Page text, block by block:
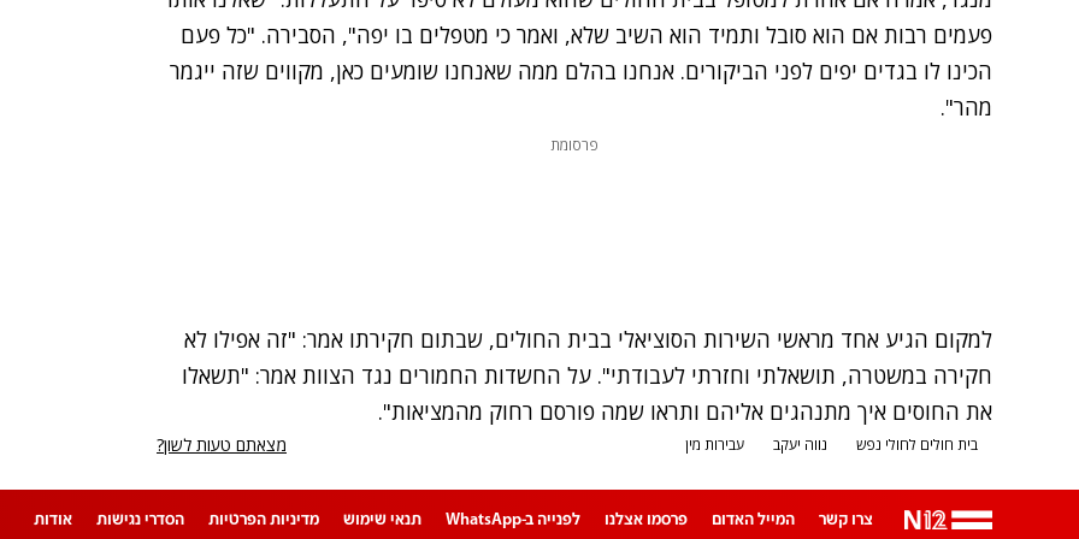
פעמים רבות אם הוא סובל ותמיד הוא השיב שלא, ואמר כי מטפלים בו יפה", הסבירה. "כל פעם
הכינו לו בגדים יפים לפני הביקורים. אנחנו בהלם ממה שאנחנו שומעים כאן, מקווים שזה ייגמר
מהר".
פרסומת
למקום הגיע אחד מראשי השירות הסוציאלי בבית החולים, שבתום חקירתו אמר: "זה אפילו לא
חקירה במשטרה, תושאלתי וחזרתי לעבודתי". על החשדות החמורים נגד הצוות אמר: "תשאלו
את החוסים איך מתנהגים אליהם ותראו שמה פורסם רחוק מהמציאות".
בית חולים לחולי נפש נווה יעקב עבירות מין מצאתם טעות לשון?
צרו קשר המייל האדום פרסמו אצלנו לפנייה ב-WhatsApp תנאי שימוש מדיניות הפרטיות הסדרי נגישות אודות